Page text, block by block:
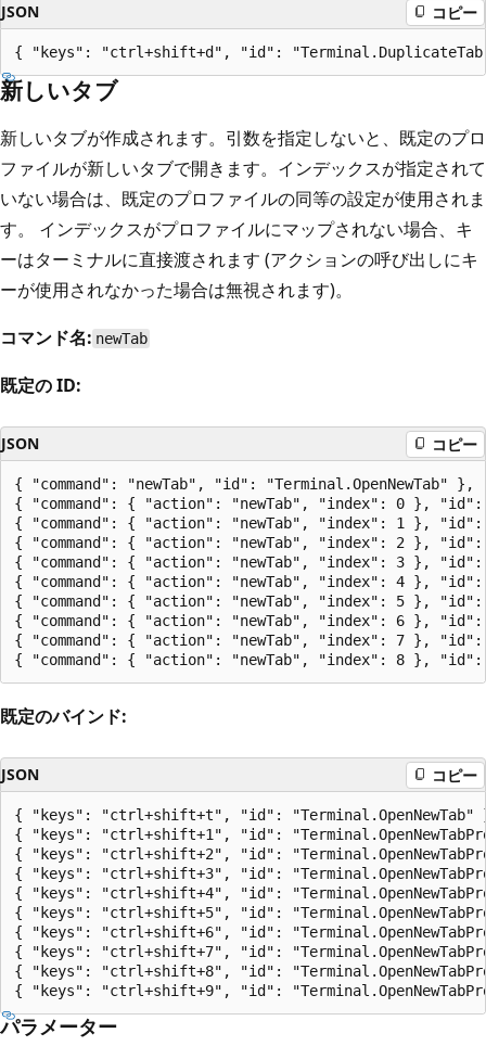
JSON コピー
新しいタブ
新しいタブが作成されます。引数を指定しないと、既定のプロ
ファイルが新しいタブで開きます。インデックスが指定されて
いない場合は、既定のプロファイルの同等の設定が使用されま
す。 インデックスがプロファイルにマップされない場合、キ
ーはターミナルに直接渡されます (アクションの呼び出しにキ
ーが使用されなかった場合は無視されます)。
コマンド名: newTab
既定の ID:
JSON コピー
{ "command": "newTab", "id": "Terminal.OpenNewTab" },
{ "command": { "action": "newTab", "index": 0 }, "id":
{ "command": { "action": "newTab", "index": 1 }, "id":
{ "command": { "action": "newTab", "index": 2 }, "id":
{ "command": { "action": "newTab", "index": 3 }, "id":
{ "command": { "action": "newTab", "index": 4 }, "id":
{ "command": { "action": "newTab", "index": 5 }, "id":
{ "command": { "action": "newTab", "index": 6 }, "id":
{ "command": { "action": "newTab", "index": 7 }, "id":
既定のバインド:
JSON コピー
{ "keys": "ctrl+shift+t", "id": "Terminal.OpenNewTab"
{ "keys": "ctrl+shift+1", "id":
{ "keys": "ctrl+shift+2", "id":
{ "keys": "ctrl+shift+3", "id":
{ "keys": "ctrl+shift+4", "id":
{ "keys": "ctrl+shift+5", "id":
{ "keys": "ctrl+shift+6", "id":
{ "keys": "ctrl+shift+7", "id":
{ "keys": "ctrl+shift+8", "id":
パラメーター